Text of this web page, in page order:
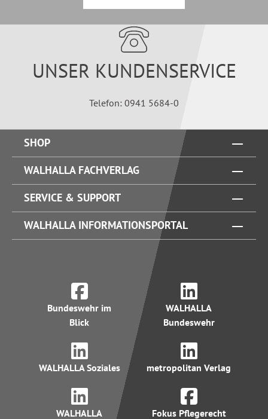
UNSER KUNDENSERVICE
Telefon: 0941 5684-0
SHOP
WALHALLA FACHVERLAG
SERVICE & SUPPORT
WALHALLA INFORMATIONSPORTAL
Bundeswehr im
Blick
WALHALLA
Bundeswehr
WALHALLA Soziales metropolitan Verlag
WALHALLA Fokus Pflegerecht